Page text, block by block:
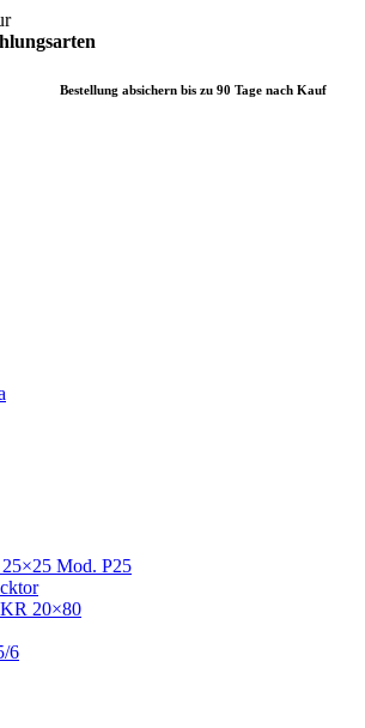
Bestellung absichern bis zu 90 Tage nach Kauf
Mod. P25
20×80
6